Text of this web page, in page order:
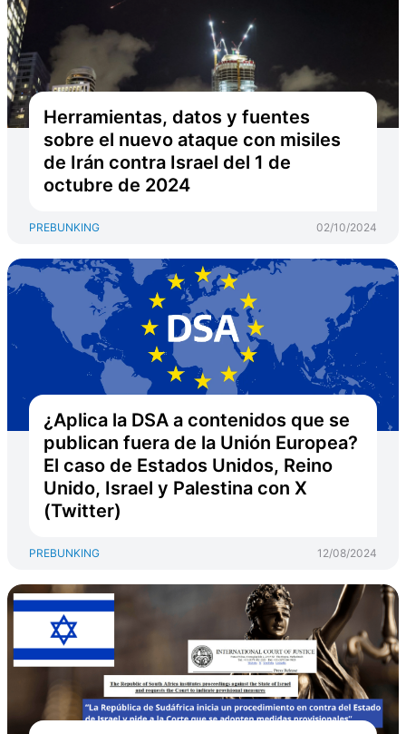
Herramientas, datos y fuentes
sobre el nuevo ataque con misiles
de Irán contra Israel del 1 de
octubre de 2024
PREBUNKING 02/10/2024
¿Aplica la DSA a contenidos que se
publican fuera de la Unión Europea?
El caso de Estados Unidos, Reino
Unido, Israel y Palestina con X
(Twitter)
PREBUNKING 12/08/2024